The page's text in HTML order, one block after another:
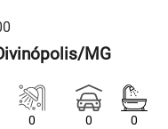
MG
0
0
0